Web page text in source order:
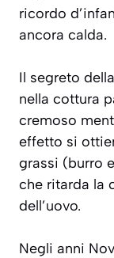
ricordo
ancora calda.
Il segreto
nella cottura
cremoso
effetto si
grassi (burro
che ritarda la
dell’uovo.
Negli anni